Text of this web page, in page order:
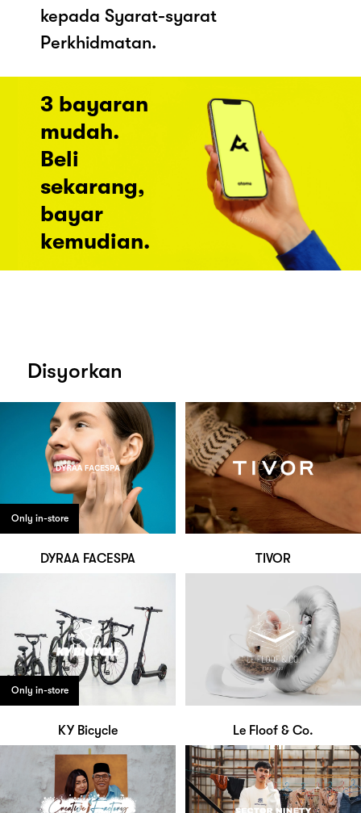
kepada Syarat-syarat
Perkhidmatan.
3 bayaran
mudah.
Beli
sekarang,
bayar
kemudian.
Disyorkan
Only in-store
DYRAA FACESPA TIVOR
Only in-store
KY Bicycle Le Floof & Co.